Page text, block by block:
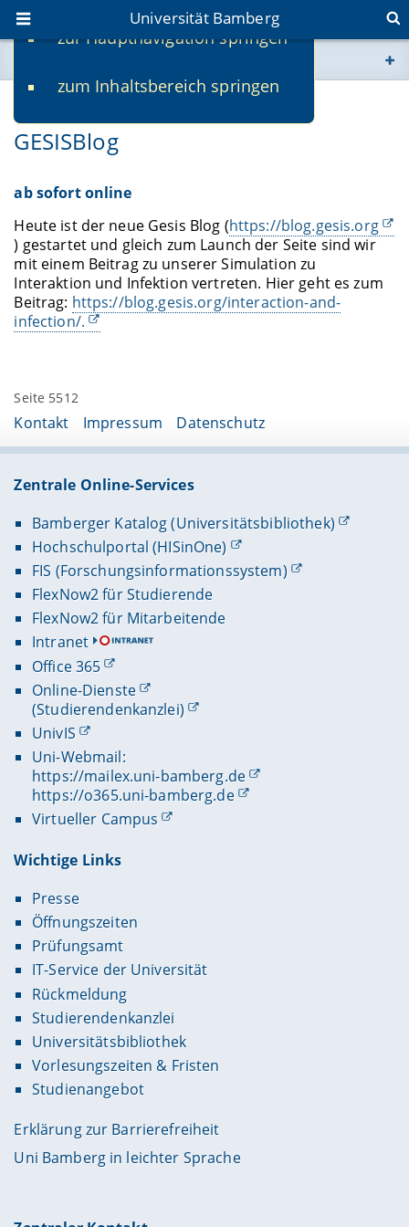
zur Hauptnavigation springen
zum Inhaltsbereich springen
Universität Bamberg
www.uni-bamberg.de
univis.uni-bamberg.de
fis.uni-bamberg.de
GESISBlog
ab sofort online
Heute ist der neue Gesis Blog (https://blog.gesis.org
) gestartet und gleich zum Launch der Seite sind wir
mit einem Beitrag zu unserer Simulation zu
Interaktion und Infektion vertreten. Hier geht es zum
Beitrag: https://blog.gesis.org/interaction-and-
infection/.
Seite 5512
Kontakt Impressum Datenschutz
Zentrale Online-Services
Bamberger Katalog (Universitätsbibliothek)
Hochschulportal (HISinOne)
FIS (Forschungsinformationssystem)
FlexNow2 für Studierende
FlexNow2 für Mitarbeitende
Intranet
Office 365
Online-Dienste
(Studierendenkanzlei)
UnivIS
Uni-Webmail:
https://mailex.uni-bamberg.de
https://o365.uni-bamberg.de
Virtueller Campus
Wichtige Links
Presse
Öffnungszeiten
Prüfungsamt
IT-Service der Universität
Rückmeldung
Studierendenkanzlei
Universitätsbibliothek
Vorlesungszeiten & Fristen
Studienangebot
Erklärung zur Barrierefreiheit
Uni Bamberg in leichter Sprache